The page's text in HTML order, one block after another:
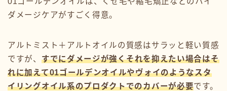
ダメージケアがすごく得意。
アルトミスト＋アルトオイルの質感はサラッと軽い質感
ですが、 すでにダメージが強くそれを抑えたい場合はそ
れに加えて01ゴールデンオイルやヴォイのようなスタ
イリングオイル系のプロダクトでのカバーが必要です。